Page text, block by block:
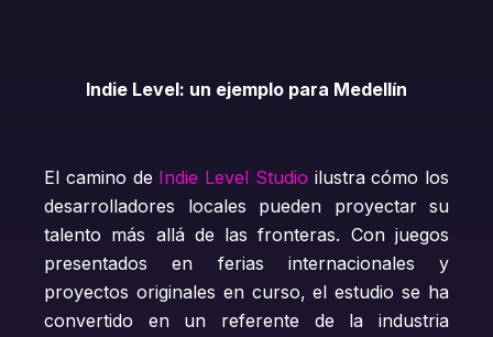
Indie Level: un ejemplo para Medellín
El camino de Indie Level Studio ilustra cómo los
desarrolladores locales pueden proyectar su
talento más allá de las fronteras. Con juegos
presentados en ferias internacionales y
proyectos originales en curso, el estudio se ha
convertido en un referente de la industria